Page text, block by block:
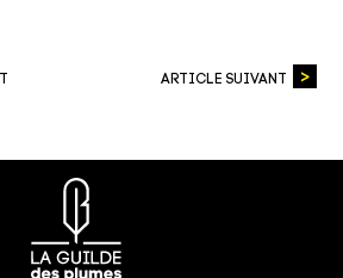
ARTICLE SUIVANT